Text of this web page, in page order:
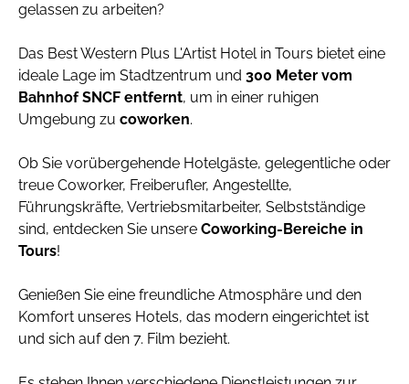
gelassen zu arbeiten?
Das Best Western Plus L'Artist Hotel in Tours bietet eine
ideale Lage im Stadtzentrum und 300 Meter vom
Bahnhof SNCF entfernt, um in einer ruhigen
Umgebung zu coworken.
Ob Sie vorübergehende Hotelgäste, gelegentliche oder
treue Coworker, Freiberufler, Angestellte,
Führungskräfte, Vertriebsmitarbeiter, Selbstständige
sind, entdecken Sie unsere Coworking-Bereiche in
Tours!
Genießen Sie eine freundliche Atmosphäre und den
Komfort unseres Hotels, das modern eingerichtet ist
und sich auf den 7. Film bezieht.